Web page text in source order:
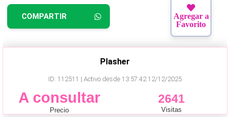
COMPARTIR
Agregar a
Favorito
Plasher
ID: 112511 | Activo desde 13:57:42 12/12/2025
A consultar
Precio
2641
Visitas